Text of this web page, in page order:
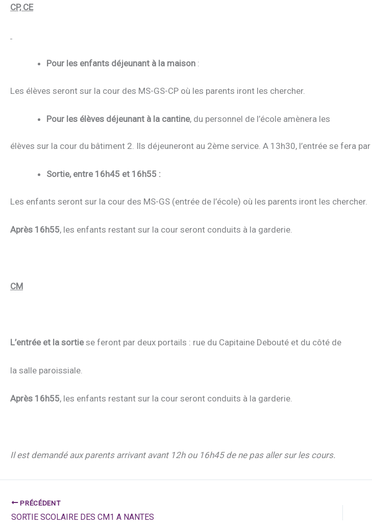
CP, CE
Pour les enfants déjeunant à la maison :
Les élèves seront sur la cour des MS-GS-CP où les parents iront les chercher.
Pour les élèves déjeunant à la cantine, du personnel de l’école amènera les
élèves sur la cour du bâtiment 2. Ils déjeuneront au 2ème service. A 13h30, l’entrée se fera par
Sortie, entre 16h45 et 16h55 :
Les enfants seront sur la cour des MS-GS (entrée de l’école) où les parents iront les chercher.
Après 16h55, les enfants restant sur la cour seront conduits à la garderie.
CM
L’entrée et la sortiese feront par deux portails : rue du Capitaine Debouté et du côté de
la salle paroissiale.
Après 16h55, les enfants restant sur la cour seront conduits à la garderie.
Il est demandé aux parents arrivant avant 12h ou 16h45 de ne pas aller sur les cours.
PRÉCÉDENT
SORTIE SCOLAIRE DES CM1 A NANTES